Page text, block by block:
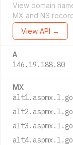
View domain
MX and NS
View API →
A
146.19.188.80
MX